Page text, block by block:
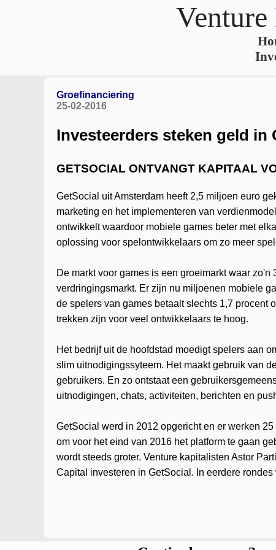
Venture
Groefinanciering
25-02-2016
Investeerders steken geld in
GETSOCIAL ONTVANGT KAPITAAL
GetSocial uit Amsterdam heeft 2,5 miljoen euro
marketing en het implementeren van
ontwikkelt waardoor mobiele games beter met
oplossing voor spelontwikkelaars om zo meer
De markt voor games is een groeimarkt waar
verdringingsmarkt. Er zijn nu miljoenen mobiele
de spelers van games betaalt slechts 1,7 procent
trekken zijn voor veel ontwikkelaars te hoog.
Het bedrijf uit de hoofdstad moedigt spelers aan
slim uitnodigingssyteem. Het maakt gebruik van
gebruikers. En zo ontstaat een
uitnodigingen, chats, activiteiten, berichten en
GetSocial werd in 2012 opgericht en er werken
om voor het eind van 2016 het platform te gaan
wordt steeds groter. Venture kapitalisten Astor
Capital investeren in GetSocial. In eerdere